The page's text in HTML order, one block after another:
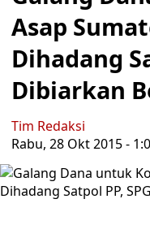
Asap
Dihadang
Dibiarkan
Tim Redaksi
Rabu, 28 Okt 2015 -